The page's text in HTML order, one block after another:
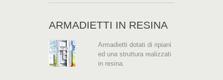
ARMADIETTI IN RESINA
Armadietti dotati di ripiani
ed una struttura realizzati
in resina.